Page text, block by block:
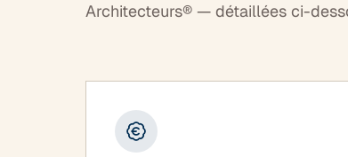
Architecteurs® — détaillées ci-